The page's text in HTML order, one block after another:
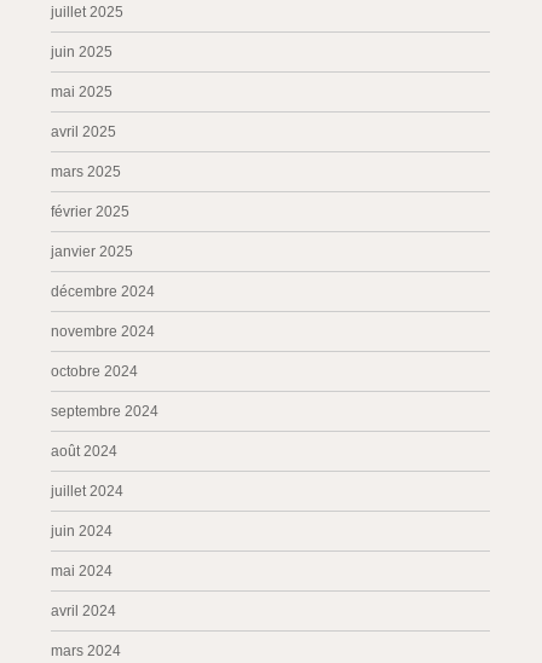
juillet 2025
juin 2025
mai 2025
avril 2025
mars 2025
février 2025
janvier 2025
décembre 2024
novembre 2024
octobre 2024
septembre 2024
août 2024
juillet 2024
juin 2024
mai 2024
avril 2024
mars 2024